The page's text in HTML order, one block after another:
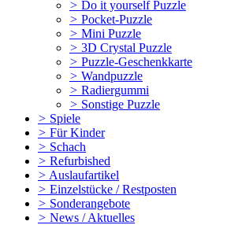
> Do it yourself Puzzle
> Pocket-Puzzle
> Mini Puzzle
> 3D Crystal Puzzle
> Puzzle-Geschenkkarte
> Wandpuzzle
> Radiergummi
> Sonstige Puzzle
> Spiele
> Für Kinder
> Schach
> Refurbished
> Auslaufartikel
> Einzelstücke / Restposten
> Sonderangebote
> News / Aktuelles